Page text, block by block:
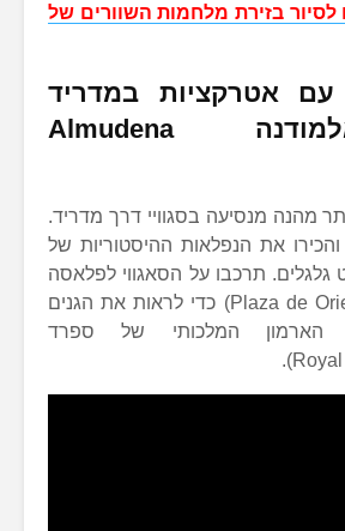
לסיור בזירת מלחמות השוורים של
עם אטרקציות במדריד
וכנסיית אלמודנה Almudena
מהנה מנסיעה בסגוויי דרך מדריד.
את הנפלאות ההיסטוריות של
תרכבו על הסאגווי לפלאסה
דה אוריינטה (Plaza de Oriente) כדי לראות את הגנים
הארמון המלכותי של ספרד